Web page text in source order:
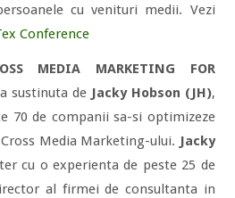
cu venituri medii. Vezi
Conference
MEDIA MARKETING FOR
sustinuta de Jacky Hobson (JH),
70 de companii sa-si optimizeze
Media Marketing-ului. Jacky
cu o experienta de peste 25 de
al firmei de consultanta in